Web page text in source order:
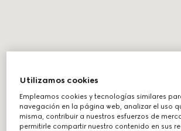
Utilizamos cookies
Empleamos cookies y tecnologías similares
navegación en la página web, analizar el uso
misma, contribuir a nuestros esfuerzos de
permitirle compartir nuestro contenido en sus